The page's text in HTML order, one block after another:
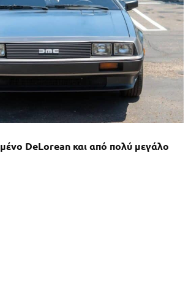
DeLorean και από πολύ μεγάλο